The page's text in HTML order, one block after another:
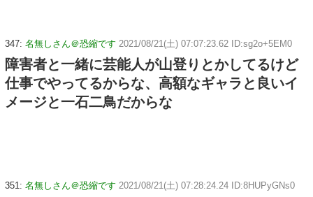
347: 名無しさん＠恐縮です 2021/08/21(土) 07:07:23.62 ID:sg2o+5EM0
障害者と一緒に芸能人が山登りとかしてるけど
仕事でやってるからな、高額なギャラと良いイ
メージと一石二鳥だからな
351: 名無しさん＠恐縮です 2021/08/21(土) 07:28:24.24 ID:8HUPyGNs0